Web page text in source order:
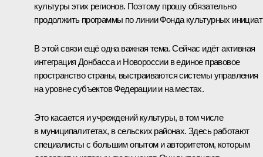
культуры этих регионов. Поэтому прошу обязательно
продолжить программы по линии Фонда культурных
В этой связи ещё одна важная тема. Сейчас идёт активная
интеграция Донбасса и Новороссии в единое правовое
пространство страны, выстраиваются системы управления
на уровне субъектов Федерации и на местах.
Это касается и учреждений культуры, в том числе
в муниципалитетах, в сельских районах. Здесь работают
специалисты с большим опытом и авторитетом, которым